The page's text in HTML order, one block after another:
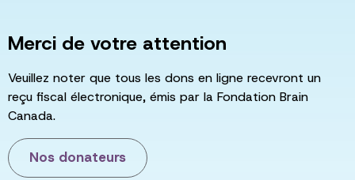
Merci de votre attention
Veuillez noter que tous les dons en ligne recevront un
reçu fiscal électronique, émis par la Fondation Brain
Canada.
Nos donateurs